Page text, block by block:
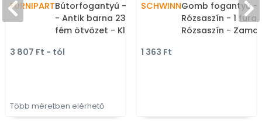
FURNIPARTBútorfogantyú - LOUNGE
- Antik barna 23 - Zamak
fém ötvözet - Klasszikus,
bútorfogantyú
3 807 Ft - tól
Több méretben elérhető
SCHWINNGomb fogantyú -
Rózsaszín - 1
Rózsaszín - Zamak fém
1 363 Ft